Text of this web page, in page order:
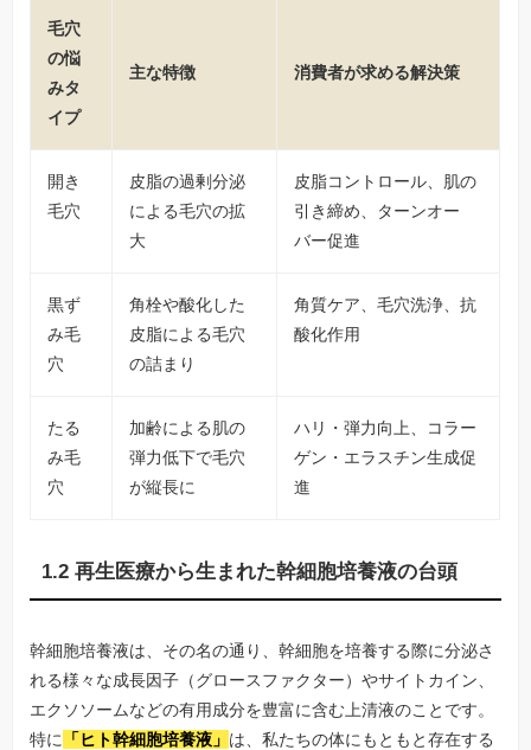
毛穴
の悩
みタ
イプ
主な特徴 消費者が求める解決策
開き
毛穴
皮脂の過剰分泌
による毛穴の拡
大
皮脂コントロール、肌の
引き締め、ターンオー
バー促進
黒ず
み毛
穴
角栓や酸化した
皮脂による毛穴
の詰まり
角質ケア、毛穴洗浄、抗
酸化作用
たる
み毛
穴
加齢による肌の
弾力低下で毛穴
が縦長に
ハリ・弾力向上、コラー
ゲン・エラスチン生成促
進
1.2 再生医療から生まれた幹細胞培養液の台頭
幹細胞培養液は、その名の通り、幹細胞を培養する際に分泌さ
れる様々な成長因子（グロースファクター）やサイトカイン、
エクソソームなどの有用成分を豊富に含む上清液のことです。
特に
「ヒト幹細胞培養液」 は、私たちの体にもともと存在する